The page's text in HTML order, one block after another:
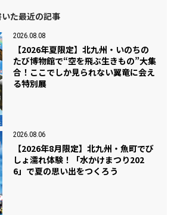
た最近の記事
2026.08.08
【2026年夏限定】北九州・いのちの
たび博物館で“空を飛ぶ生きもの”大集
合！ここでしか見られない翼竜に会え
る特別展
2026.08.06
【2026年8月限定】北九州・魚町でび
しょ濡れ体験！「水かけまつり202
6」で夏の思い出をつくろう